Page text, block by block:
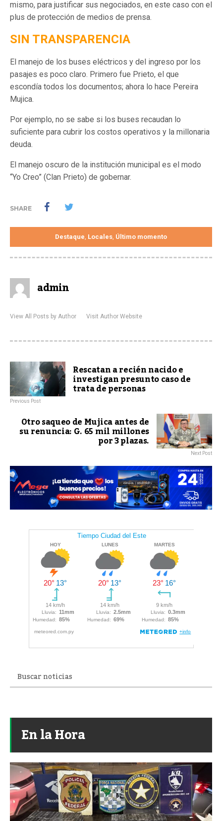
mismo, para justificar sus negociados, en este caso con el
plus de protección de medios de prensa.
SIN TRANSPARENCIA
El manejo de los buses eléctricos y del ingreso por los
pasajes es poco claro. Primero fue Prieto, el que
escondía todos los documentos; ahora lo hace Pereira
Mujica.
Por ejemplo, no se sabe si los buses recaudan lo
suficiente para cubrir los costos operativos y la millonaria
deuda.
El manejo oscuro de la institución municipal es el modo
“Yo Creo” (Clan Prieto) de gobernar.
SHARE
Destaque Locales Último momento
admin
View All Posts by Author Visit Author Website
Rescatan a recién nacido e
investigan presunto caso de
trata de personas
Previous Post
Otro saqueo de Mujica antes de
su renuncia: G. 65 mil millones
por 3 plazas.
Next Post
En la Hora